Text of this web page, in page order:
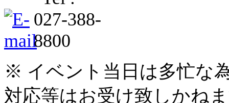
※ イベント当日は多忙な
対応等はお受け致しかね